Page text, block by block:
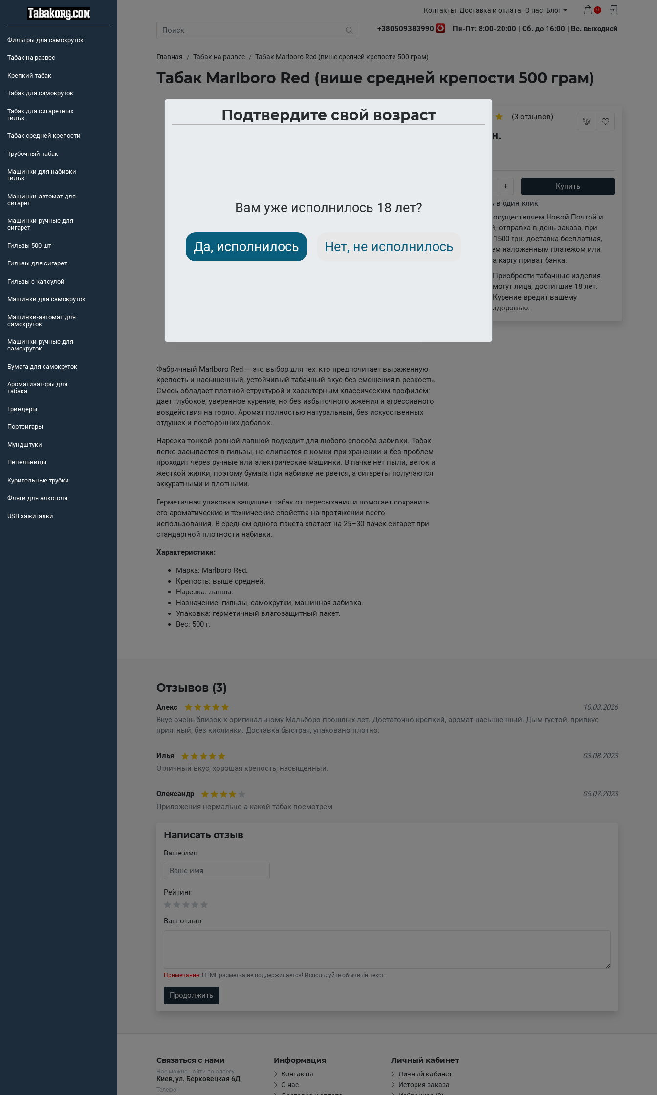
Фильтры для самокруток
Табак на развес
Крепкий табак
Табак для самокруток
Табак для сигаретных
гильз
Табак средней крепости
Трубочный табак
Машинки для набивки
гильз
Машинки-автомат для
сигарет
Машинки-ручные для
сигарет
Гильзы 500 шт
Гильзы для сигарет
Гильзы с капсулой
Машинки для самокруток
Машинки-автомат для
самокруток
Машинки-ручные для
самокруток
Бумага для самокруток
Ароматизаторы для
табака
Гриндеры
Портсигары
Мундштуки
Пепельницы
Курительные трубки
Фляги для алкоголя
USB зажигалки
Подтвердите свой возраст
Вам уже исполнилось 18 лет?
Да, исполнилось Нет, не исполнилось
Контакты Доставка и оплата О нас Блог
+380509383990
0
Пн-Пт: 8:00-20:00 | Сб. до 16:00 | Вс. выходной
Главная Табак на развес Табак Marlboro Red (више средней крепости 500 грам)
Табак Marlboro Red (више средней крепости 500 грам)
В наличии
Фабричный Marlboro Red — это выбор для тех, кто предпочитает выраженную
крепость и насыщенный, устойчивый табачный вкус без смещения в резкость.
Смесь обладает плотной структурой и характерным классическим профилем:
дает глубокое, уверенное курение, но без избыточного жжения и агрессивного
воздействия на горло. Аромат полностью натуральный, без искусственных
отдушек и посторонних добавок.
Нарезка тонкой ровной лапшой подходит для любого способа забивки. Табак
легко засыпается в гильзы, не слипается в комки при хранении и без проблем
проходит через ручные или электрические машинки. В пачке нет пыли, веток и
жесткой жилки, поэтому бумага при набивке не рвется, а сигареты получаются
аккуратными и плотными.
Герметичная упаковка защищает табак от пересыхания и помогает сохранить
его ароматические и технические свойства на протяжении всего
использования. В среднем одного пакета хватает на 25–30 пачек сигарет при
стандартной плотности набивки.
Характеристики:
Марка: Marlboro Red.
Крепость: выше средней.
Нарезка: лапша.
Назначение: гильзы, самокрутки, машинная забивка.
Упаковка: герметичный влагозащитный пакет.
Вес: 500 г.
(3 отзывов)
680 грн.
+
Купить
Купить в один клик
Доставку осуществляем Новой Почтой и
Укрпочтой, отправка в день заказа, при
заказе от 1500 грн. доставка бесплатная,
отправляем наложенным платежом или
отплата на карту приват банка.
Приобрести табачные изделия
могут лица, достигшие 18 лет.
Курение вредит вашему
здоровью.
Отзывов (3)
Алекс
10.03.2026
Вкус очень близок к оригинальному Мальборо прошлых лет. Достаточно крепкий, аромат насыщенный. Дым густой, привкус
приятный, без кислинки. Доставка быстрая, упаковано плотно.
Илья
03.08.2023
Отличный вкус, хорошая крепость, насыщенный.
Олександр
05.07.2023
Приложения нормально а какой табак посмотрем
Написать отзыв
Ваше имя
Рейтинг
Ваш отзыв
Примечание: HTML разметка не поддерживается! Используйте обычный текст.
Продолжить
Связаться с нами
Нас можно найти по адресу
Киев, ул. Берковецкая 6Д
Телефон
Информация
Контакты
О нас
Личный кабинет
Личный кабинет
История заказа